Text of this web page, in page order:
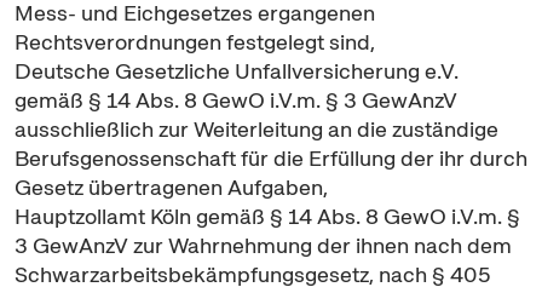
Mess- und Eichgesetzes ergangenen
Rechtsverordnungen festgelegt sind,
Deutsche Gesetzliche Unfallversicherung e.V.
gemäß § 14 Abs. 8 GewO i.V.m. § 3 GewAnzV
ausschließlich zur Weiterleitung an die zuständige
Berufsgenossenschaft für die Erfüllung der ihr durch
Gesetz übertragenen Aufgaben,
Hauptzollamt Köln gemäß § 14 Abs. 8 GewO i.V.m. §
3 GewAnzV zur Wahrnehmung der ihnen nach dem
Schwarzarbeitsbekämpfungsgesetz, nach § 405